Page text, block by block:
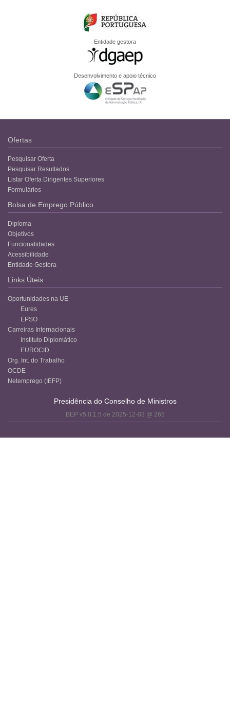
Entidade gestora
Desenvolvimento e apoio técnico
Ofertas
Pesquisar Oferta
Pesquisar Resultados
Listar Oferta Dirigentes Superiores
Formulários
Bolsa de Emprego Público
Diploma
Objetivos
Funcionalidades
Acessibilidade
Entidade Gestora
Links Úteis
Oportunidades na UE
Eures
EPSO
Carreiras Internacionais
Instituto Diplomático
EUROCID
Org. Int. do Trabalho
OCDE
Netemprego (IEFP)
Presidência do Conselho de Ministros
BEP v5.0.1.5 de 2025-12-03 @ 265